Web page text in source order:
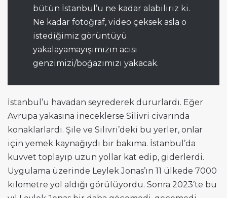
bütün İstanbul’u ne kadar alabiliriz ki.
Ne kadar fotoğraf, video çeksek asla o
istediğimiz görüntüyü
yakalayamayışımızın acısı
genzimizi/boğazımızı yakacak.
İstanbul’u havadan seyrederek dururlardı. Eğer
Avrupa yakasına ineceklerse Silivri civarında
konaklarlardı. Şile ve Silivri’deki bu yerler, onlar
için yemek kaynağıydı bir bakıma. İstanbul’da
kuvvet toplayıp uzun yollar kat edip, giderlerdi.
Uygulama üzerinde Leylek Jonas’ın 11 ülkede 7000
kilometre yol aldığı görülüyordu. Sonra 2023’te bu